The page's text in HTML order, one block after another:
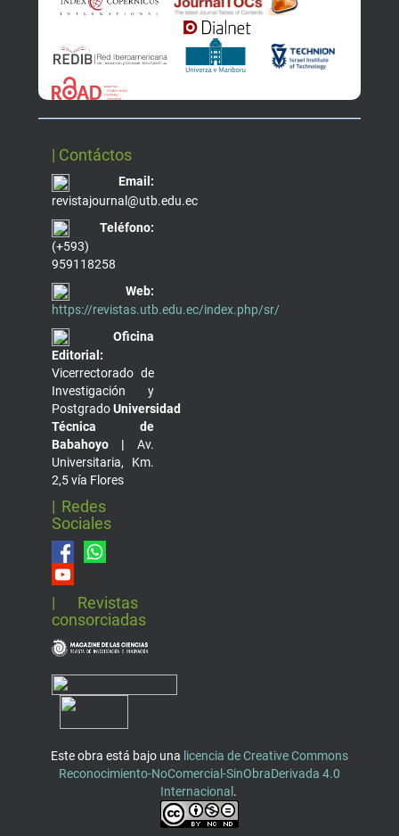
| Contáctos
Email:
revistajournal@utb.edu.ec
Teléfono:
(+593)
959118258
Web:
https://revistas.utb.edu.ec/index.php/sr/
Oficina
Editorial:
Vicerrectorado de
Investigación y
PostgradoUniversidad
Técnica de
Babahoyo | Av.
Universitaria, Km.
2,5 vía Flores
| Redes
Sociales
| Revistas
consorciadas
Este obra está bajo una licencia de Creative Commons
Reconocimiento-NoComercial-SinObraDerivada 4.0
Internacional .